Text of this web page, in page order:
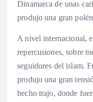
Dinamarca de unas
produjo una gran
A nivel internacional,
repercusiones, sobre
seguidores del islam.
produjo una gran
hecho trajo, donde